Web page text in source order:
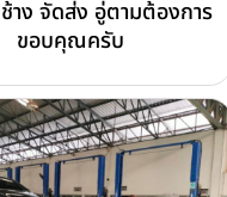
าง จัดส่ง อู่ตามต้องการ
ขอบคุณครับ